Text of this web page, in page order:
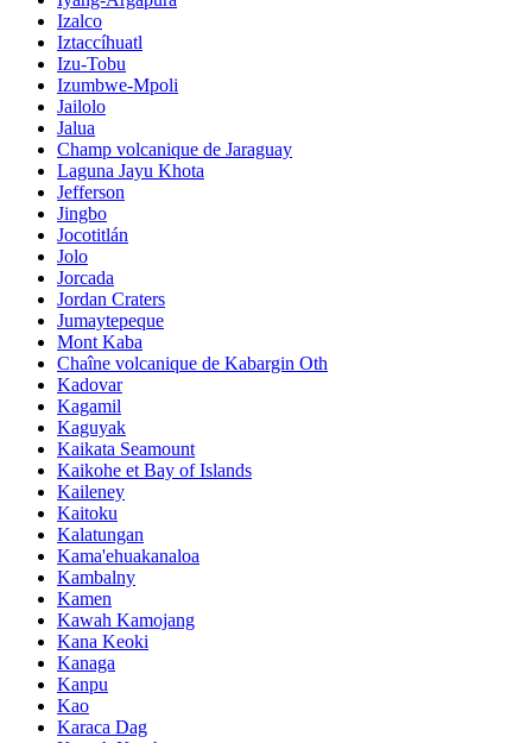
Izalco
Iztaccíhuatl
Izu-Tobu
Izumbwe-Mpoli
Jailolo
Jalua
Champ volcanique de Jaraguay
Laguna Jayu Khota
Jefferson
Jingbo
Jocotitlán
Jolo
Jorcada
Jordan Craters
Jumaytepeque
Mont Kaba
Chaîne volcanique de Kabargin Oth
Kadovar
Kagamil
Kaguyak
Kaikata Seamount
Kaikohe et Bay of Islands
Kaileney
Kaitoku
Kalatungan
Kama'ehuakanaloa
Kambalny
Kamen
Kawah Kamojang
Kana Keoki
Kanaga
Kanpu
Kao
Karaca Dag